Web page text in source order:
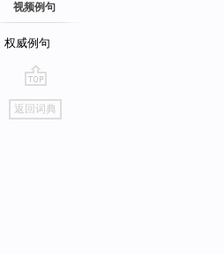
视频例句
权威例句
go
top
返回词典